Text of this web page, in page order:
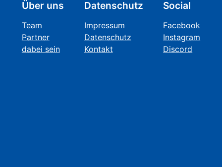
Über uns
Team
Partner
dabei sein
Datenschutz
Impressum
Datenschutz
Kontakt
Social
Facebook
Instagram
Discord